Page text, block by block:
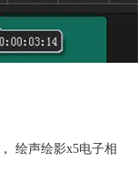
，
绘声绘影x5电子相